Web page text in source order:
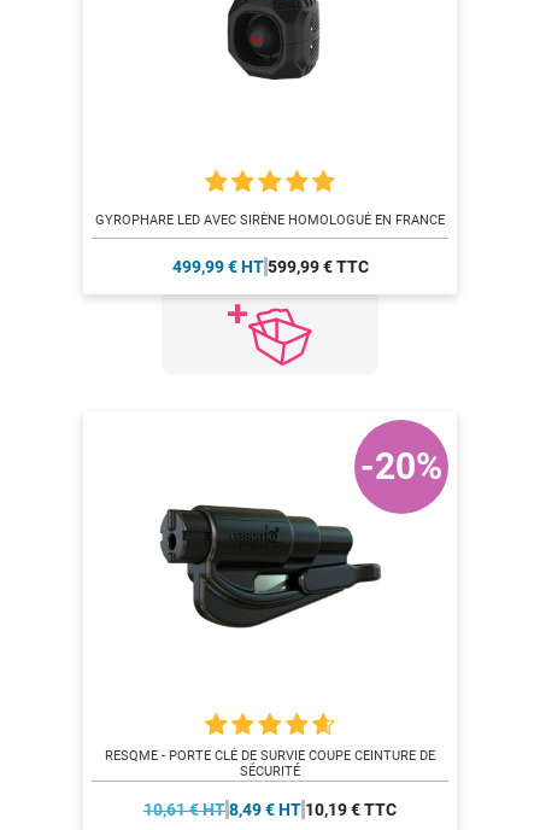
GYROPHARE LED AVEC SIRÈNE HOMOLOGUÉ EN FRANCE
499,99 € HT 599,99 € TTC
RESQME - PORTE CLÉ DE SURVIE COUPE CEINTURE DE
SÉCURITÉ
10,61 € HT8,49 € HT 10,19 € TTC
-20%